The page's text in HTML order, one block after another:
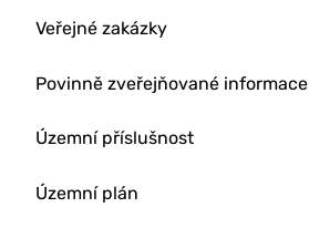
Veřejné zakázky
Povinně zveřejňované informace
Územní příslušnost
Územní plán